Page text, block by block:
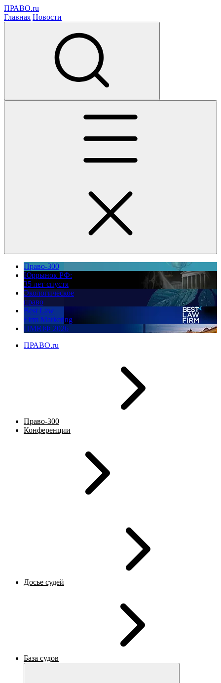
ПРАВО.ru
Главная Новости
Право-300
Юррынок РФ:
35 лет спустя
Экологическое
право
Best Law
Firm Marketing
ПМЮФ 2026
ПРАВО.ru
Право-300
Конференции
Досье судей
База судов